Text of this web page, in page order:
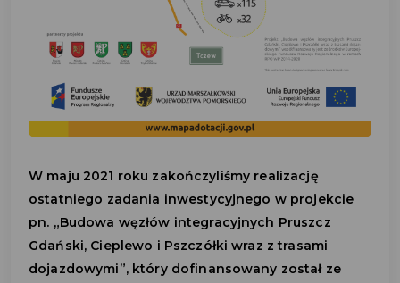
W maju 2021 roku zakończyliśmy realizację
ostatniego zadania inwestycyjnego w projekcie
pn. „Budowa węzłów integracyjnych Pruszcz
Gdański, Cieplewo i Pszczółki wraz z trasami
dojazdowymi”, który dofinansowany został ze